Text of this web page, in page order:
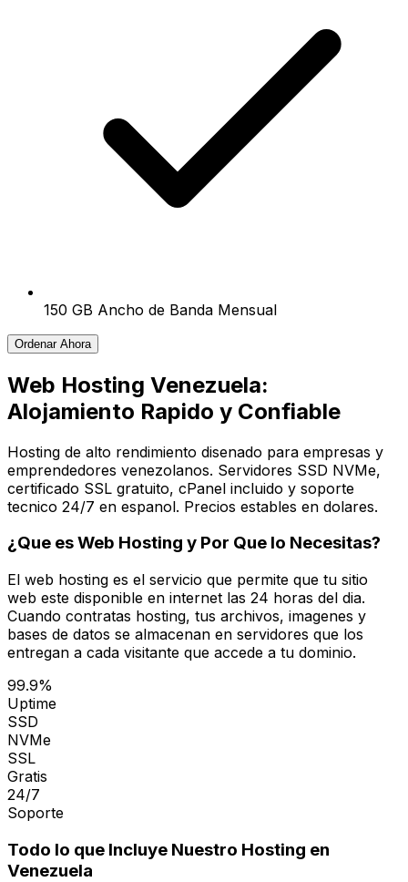
150 GB Ancho de Banda Mensual
Ordenar Ahora
Web Hosting Venezuela:
Alojamiento Rapido y Confiable
Hosting de alto rendimiento disenado para empresas y
emprendedores venezolanos. Servidores SSD NVMe,
certificado SSL gratuito, cPanel incluido y soporte
tecnico 24/7 en espanol. Precios estables en dolares.
¿Que es Web Hosting y Por Que lo Necesitas?
El web hosting es el servicio que permite que tu sitio
web este disponible en internet las 24 horas del dia.
Cuando contratas hosting, tus archivos, imagenes y
bases de datos se almacenan en servidores que los
entregan a cada visitante que accede a tu dominio.
99.9%
Uptime
SSD
NVMe
SSL
Gratis
24/7
Soporte
Todo lo que Incluye Nuestro Hosting en
Venezuela